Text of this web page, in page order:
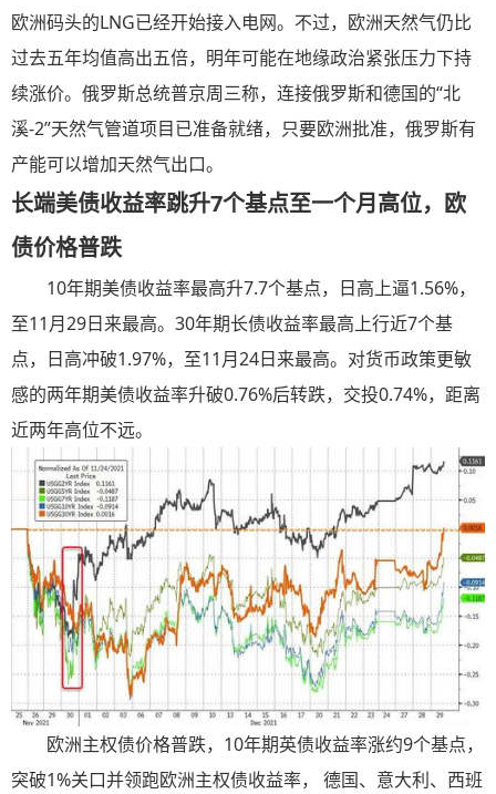
欧洲码头的LNG已经开始接入电网。不过，欧洲天然气仍比
过去五年均值高出五倍，明年可能在地缘政治紧张压力下持
续涨价。俄罗斯总统普京周三称，连接俄罗斯和德国的“北
溪-2”天然气管道项目已准备就绪，只要欧洲批准，俄罗斯有
产能可以增加天然气出口。
长端美债收益率跳升7个基点至一个月高位，欧
债价格普跌
10年期美债收益率最高升7.7个基点，日高上逼1.56%，
至11月29日来最高。30年期长债收益率最高上行近7个基
点，日高冲破1.97%，至11月24日来最高。对货币政策更敏
感的两年期美债收益率升破0.76%后转跌，交投0.74%，距离
近两年高位不远。
欧洲主权债价格普跌，10年期英债收益率涨约9个基点，
突破1%关口并领跑欧洲主权债收益率， 德国、意大利、西班